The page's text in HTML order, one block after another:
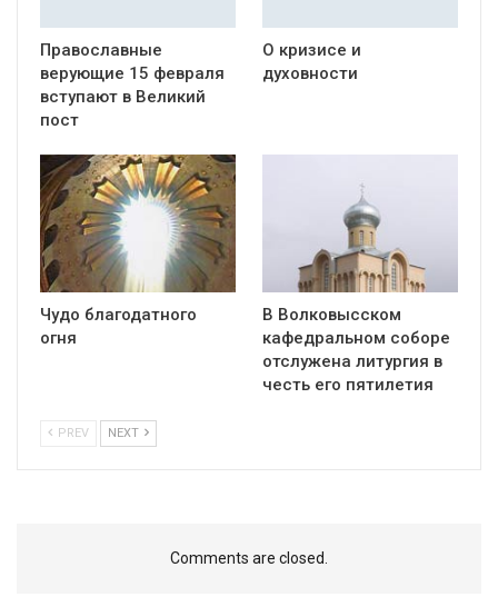
Православные
верующие 15 февраля
вступают в Великий
пост
О кризисе и
духовности
Чудо благодатного
огня
В Волковысском
кафедральном соборе
отслужена литургия в
честь его пятилетия
PREV NEXT
Comments are closed.